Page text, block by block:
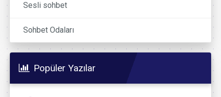
Sesli sohbet
Sohbet Odaları
Popüler Yazılar